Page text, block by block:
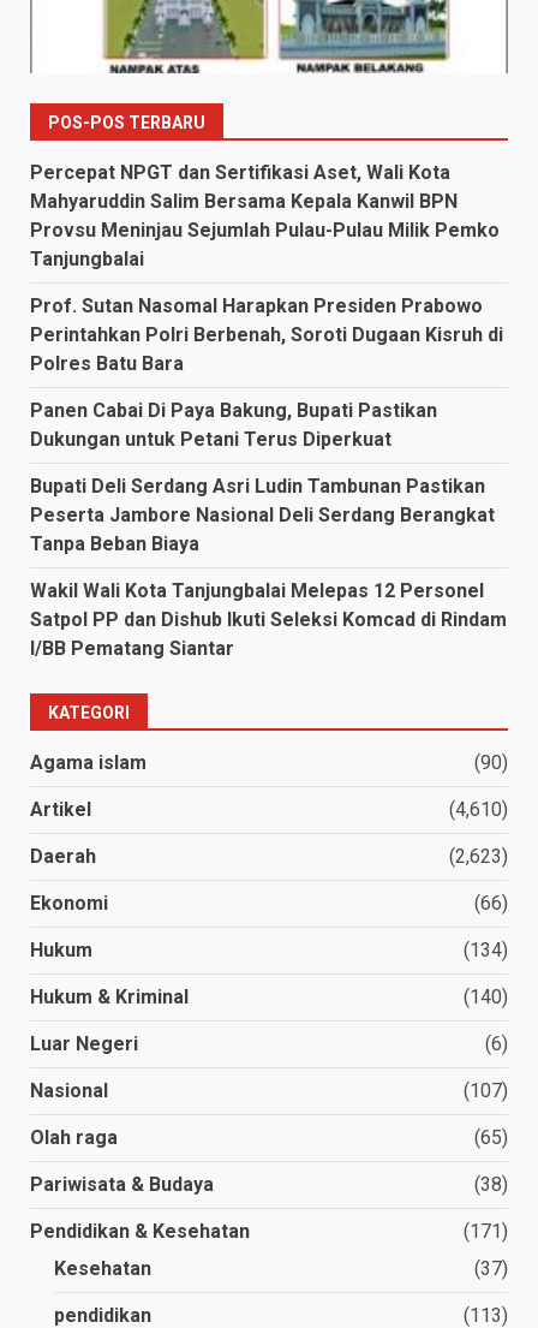
POS-POS TERBARU
Percepat NPGT dan Sertifikasi Aset, Wali Kota
Mahyaruddin Salim Bersama Kepala Kanwil BPN
Provsu Meninjau Sejumlah Pulau-Pulau Milik Pemko
Tanjungbalai
Prof. Sutan Nasomal Harapkan Presiden Prabowo
Perintahkan Polri Berbenah, Soroti Dugaan Kisruh di
Polres Batu Bara
Panen Cabai Di Paya Bakung, Bupati Pastikan
Dukungan untuk Petani Terus Diperkuat
Bupati Deli Serdang Asri Ludin Tambunan Pastikan
Peserta Jambore Nasional Deli Serdang Berangkat
Tanpa Beban Biaya
Wakil Wali Kota Tanjungbalai Melepas 12 Personel
Satpol PP dan Dishub Ikuti Seleksi Komcad di Rindam
I/BB Pematang Siantar
KATEGORI
Agama islam (90)
Artikel (4,610)
Daerah (2,623)
Ekonomi (66)
Hukum (134)
Hukum & Kriminal (140)
Luar Negeri (6)
Nasional (107)
Olah raga (65)
Pariwisata & Budaya (38)
Pendidikan & Kesehatan
(171)
Kesehatan
(37)
pendidikan (113)